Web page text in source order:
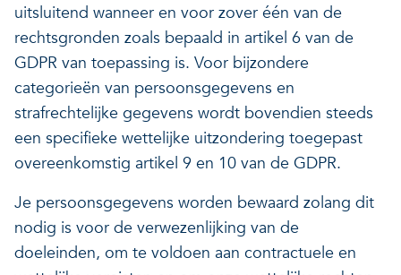
uitsluitend wanneer en voor zover één van de
rechtsgronden zoals bepaald in artikel 6 van de
GDPR van toepassing is. Voor bijzondere
categorieën van persoonsgegevens en
strafrechtelijke gegevens wordt bovendien steeds
een specifieke wettelijke uitzondering toegepast
overeenkomstig artikel 9 en 10 van de GDPR.
Je persoonsgegevens worden bewaard zolang dit
nodig is voor de verwezenlijking van de
doeleinden, om te voldoen aan contractuele en